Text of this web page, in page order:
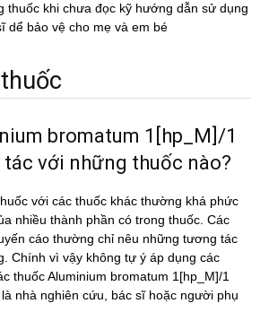
thuốc khi chưa đọc kỹ hướng dẫn sử dụng
dể bảo vệ cho mẹ và em bé
bromatum 1[hp_M]/1
với những thuốc nào?
với các thuốc khác thường khá phức
nhiều thành phần có trong thuốc. Các
cáo thường chỉ nêu những tương tác
Chính vì vậy không tự ý áp dụng các
thuốc Aluminium bromatum 1[hp_M]/1
nhà nghiên cứu, bác sĩ hoặc người phụ